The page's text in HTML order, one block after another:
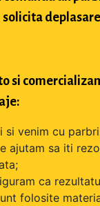
si
si venim cu
ajutam sa iti
ca
folosite